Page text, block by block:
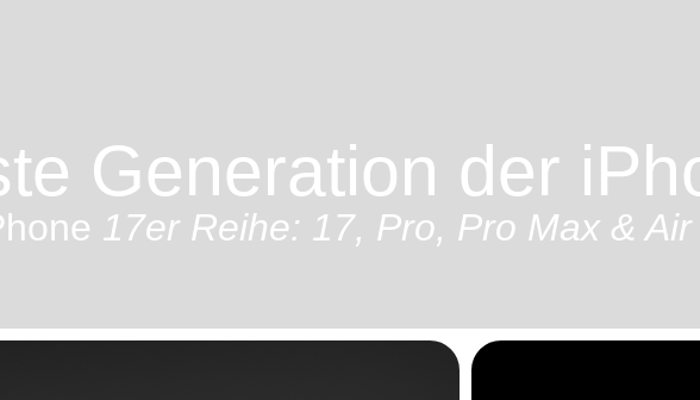
Generation der
17er Reihe: 17, Pro, Pro Max & Air